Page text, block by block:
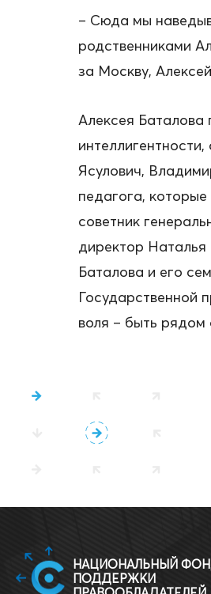
– Сюда мы
родственниками
за Москву,
Алексея Баталова
Ясулович,
педагога,
советник
директор
Баталова и его
Государственной
воля – быть рядом
НАЦИОНАЛЬНЫЙ
ПОДДЕРЖКИ